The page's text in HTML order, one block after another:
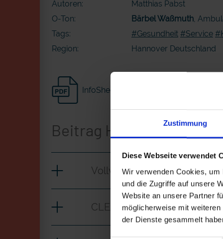
Zustimmung
Diese Webseite verwendet
Wir verwenden Cookies,
und die Zugriffe auf unsere
Website an unsere Partner
möglicherweise mit
der Dienste gesammelt
Autoren:
Matthias Pabst
O-Ton:
Bärbel Waßmuth,
Tags:
#Gesundheit #Service
Region:
Hannover Deutschland
InfoSheet
Beitrag Herunterladen
Vollversion
CLEAN_Sterbevorsorge